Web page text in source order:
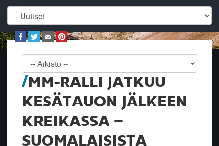
MM-RALLI JATKUU
KESÄTAUON JÄLKEEN
KREIKASSA –
SUOMALAISISTA